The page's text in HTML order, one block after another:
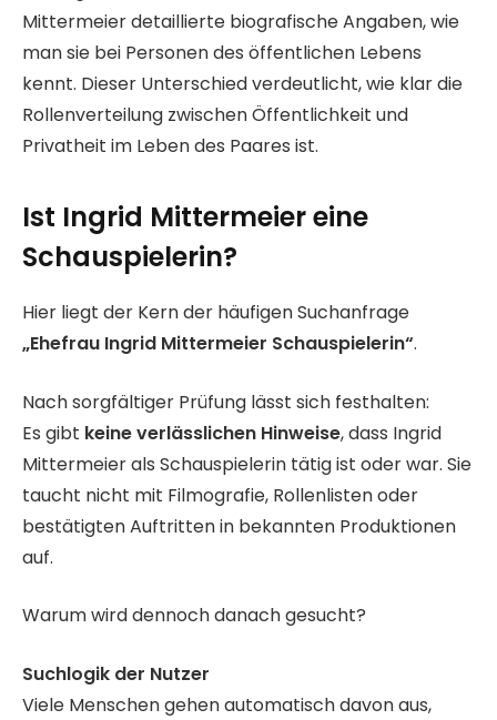
Mittermeier detaillierte biografische Angaben, wie
man sie bei Personen des öffentlichen Lebens
kennt. Dieser Unterschied verdeutlicht, wie klar die
Rollenverteilung zwischen Öffentlichkeit und
Privatheit im Leben des Paares ist.
Ist Ingrid Mittermeier eine
Schauspielerin?
Hier liegt der Kern der häufigen Suchanfrage
„Ehefrau Ingrid Mittermeier Schauspielerin“.
Nach sorgfältiger Prüfung lässt sich festhalten:
Es gibt keine verlässlichen Hinweise, dass Ingrid
Mittermeier als Schauspielerin tätig ist oder war. Sie
taucht nicht mit Filmografie, Rollenlisten oder
bestätigten Auftritten in bekannten Produktionen
auf.
Warum wird dennoch danach gesucht?
Suchlogik der Nutzer
Viele Menschen gehen automatisch davon aus,